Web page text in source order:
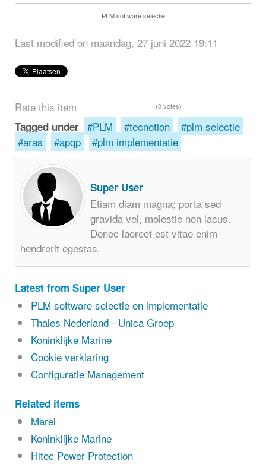
PLM software selectie
Last modified on maandag, 27 juni 2022 19:11
Rate this item (0 votes)
Tagged under PLM tecnotion
plm selectie
aras
apqp plm implementatie
Super User
Etiam diam magna; porta sed
gravida vel, molestie non lacus.
Donec laoreet est vitae enim
hendrerit egestas.
Latest from Super User
PLM software selectie en implementatie
Thales Nederland - Unica Groep
Koninklijke Marine
Cookie verklaring
Configuratie Management
Related items
Marel
Koninklijke Marine
Hitec Power Protection